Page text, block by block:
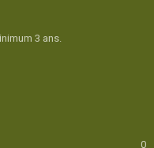
3 ans.
0